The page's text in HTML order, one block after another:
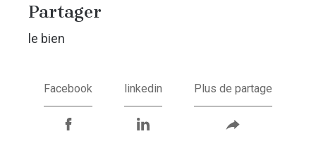
partager
le bien
Facebook linkedin Plus de partage